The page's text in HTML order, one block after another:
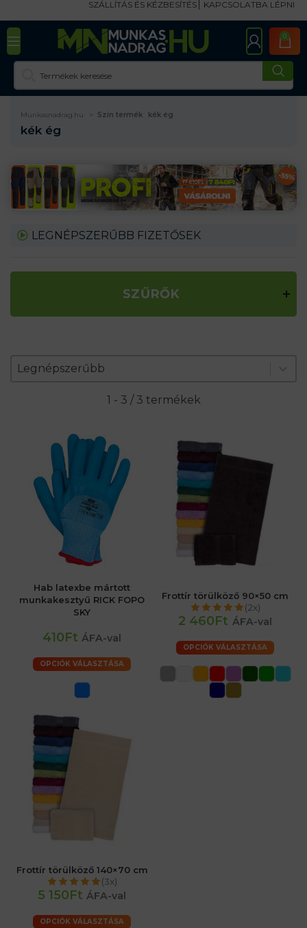
SZÁLLÍTÁS ÉS KÉZBESÍTÉS KAPCSOLATBA LÉPNI
0
Munkasnadrag.hu Szín termék kék ég
kék ég
LEGNÉPSZERŰBB FIZETŐSEK
SZŰRŐK
Zoradenie produktov
Sort content
Legnépszerűbb
Sort content
1 - 3 / 3 termékek
Hab latexbe mártott
munkakesztyű RICK FOPO
SKY
410Ft ÁFA-val
OPCIÓK VÁLASZTÁSA
Frottír törülköző 90×50 cm
(2x)
2 460Ft ÁFA-val
OPCIÓK VÁLASZTÁSA
Frottír törülköző 140×70 cm
(3x)
5 150Ft ÁFA-val
OPCIÓK VÁLASZTÁSA